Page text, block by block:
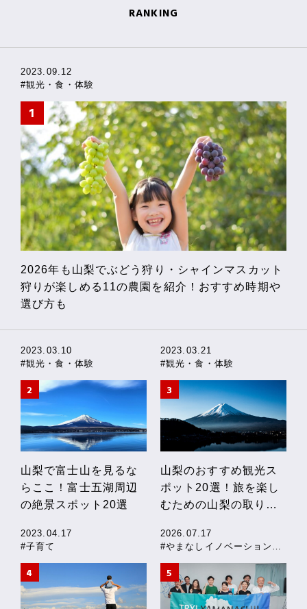
RANKING
2023.09.12
#観光・食・体験
2026年も山梨でぶどう狩り・シャインマスカット
狩りが楽しめる11の農園を紹介！おすすめ時期や
選び方も
2023.03.10
#観光・食・体験
山梨で富士山を見るな
らここ！富士五湖周辺
の絶景スポット20選
2023.03.21
#観光・食・体験
山梨のおすすめ観光ス
ポット20選！旅を楽し
むための山梨の取り組
2023.04.17
#子育て
2026.07.17